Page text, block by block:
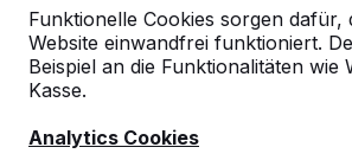
Funktionelle Cookies sorgen dafür,
Website einwandfrei funktioniert.
Beispiel an die Funktionalitäten wie
Kasse.
Analytics Cookies